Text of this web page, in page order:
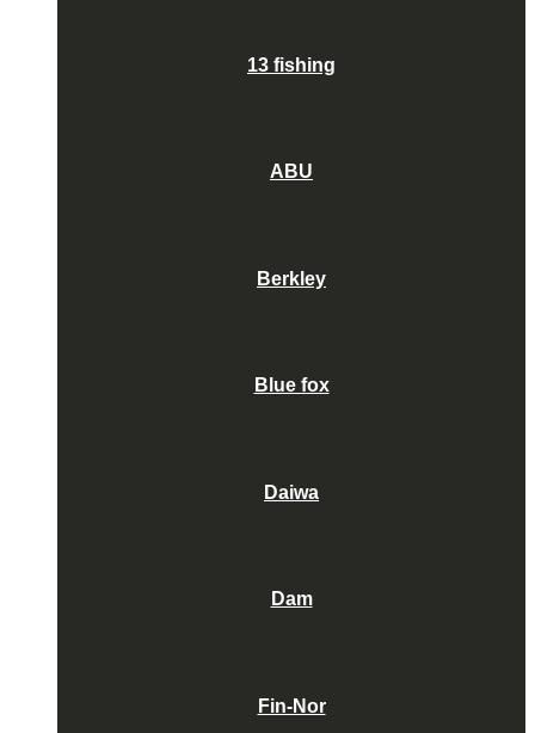
13 fishing
ABU
Berkley
Blue fox
Daiwa
Dam
Fin-Nor